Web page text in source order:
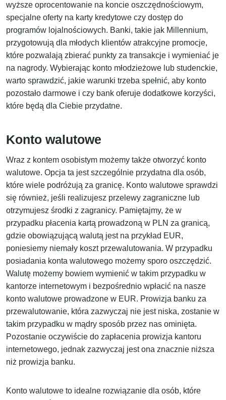
wyższe oprocentowanie na koncie oszczędnościowym,
specjalne oferty na karty kredytowe czy dostęp do
programów lojalnościowych. Banki, takie jak Millennium,
przygotowują dla młodych klientów atrakcyjne promocje,
które pozwalają zbierać punkty za transakcje i wymieniać je
na nagrody. Wybierając konto młodzieżowe lub studenckie,
warto sprawdzić, jakie warunki trzeba spełnić, aby konto
pozostało darmowe i czy bank oferuje dodatkowe korzyści,
które będą dla Ciebie przydatne.
Konto walutowe
Wraz z kontem osobistym możemy także otworzyć konto
walutowe. Opcja ta jest szczególnie przydatna dla osób,
które wiele podróżują za granicę. Konto walutowe sprawdzi
się również, jeśli realizujesz przelewy zagraniczne lub
otrzymujesz środki z zagranicy. Pamiętajmy, że w
przypadku płacenia kartą prowadzoną w PLN za granicą,
gdzie obowiązującą walutą jest na przykład EUR,
poniesiemy niemały koszt przewalutowania. W przypadku
posiadania konta walutowego możemy sporo oszczędzić.
Walutę możemy bowiem wymienić w takim przypadku w
kantorze internetowym i bezpośrednio wpłacić na nasze
konto walutowe prowadzone w EUR. Prowizja banku za
przewalutowanie, która zazwyczaj nie jest niska, zostanie w
takim przypadku w mądry sposób przez nas ominięta.
Pozostanie oczywiście do zapłacenia prowizja kantoru
internetowego, jednak zazwyczaj jest ona znacznie niższa
niż prowizja banku.
Konto walutowe to idealne rozwiązanie dla osób, które